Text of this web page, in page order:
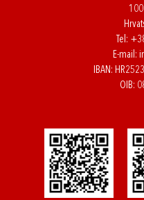
Tel:
E-mail:
IBAN:
OIB: